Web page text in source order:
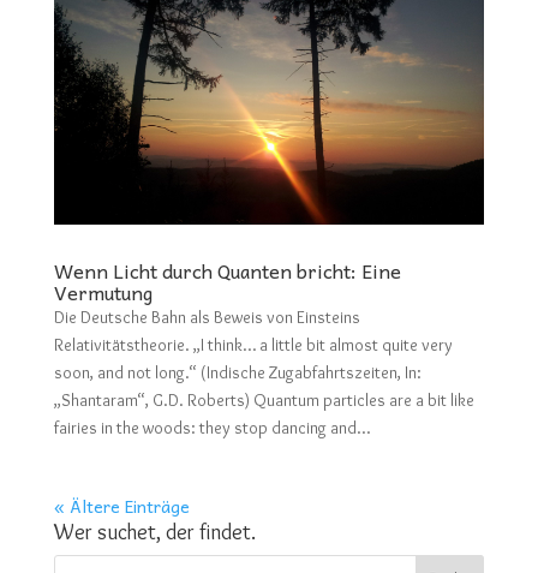
Wenn Licht durch Quanten bricht: Eine
Vermutung
Die Deutsche Bahn als Beweis von Einsteins
Relativitätstheorie. „I think… a little bit almost quite very
soon, and not long.“ (Indische Zugabfahrtszeiten, In:
„Shantaram“, G.D. Roberts) Quantum particles are a bit like
fairies in the woods: they stop dancing and...
« Ältere Einträge
Wer suchet, der findet.